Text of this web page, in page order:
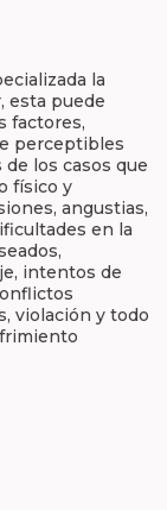
la
esta puede
factores,
perceptibles
los casos que
físico y
angustias,
en la
intentos de
violación y todo